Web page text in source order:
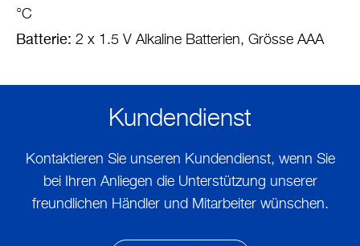
°C
Batterie: 2 x 1.5 V Alkaline Batterien, Grösse AAA
Kundendienst
Kontaktieren Sie unseren Kundendienst, wenn Sie
bei Ihren Anliegen die Unterstützung unserer
freundlichen Händler und Mitarbeiter wünschen.